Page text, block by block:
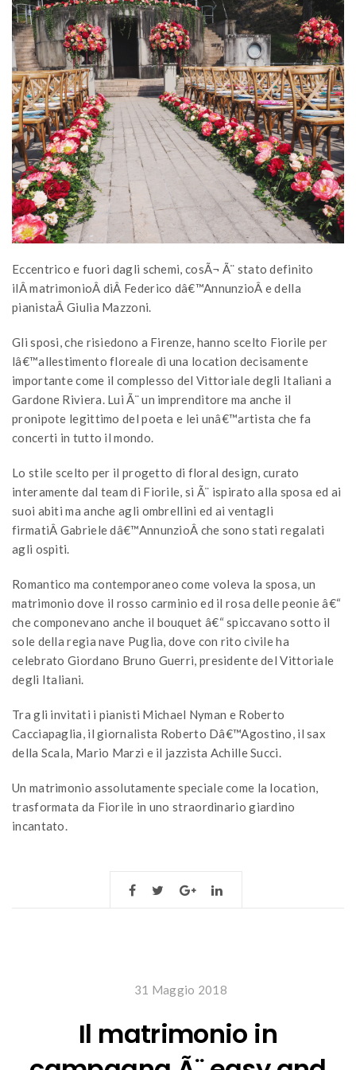
Eccentrico e fuori dagli schemi, cosÃ¬ Ã¨ stato definito
ilÂ matrimonioÂ diÂ Federico dâ€™AnnunzioÂ e della
pianistaÂ Giulia Mazzoni.
Gli sposi, che risiedono a Firenze, hanno scelto Fiorile per
lâ€™allestimento floreale di una location decisamente
importante come il complesso del Vittoriale degli Italiani a
Gardone Riviera. Lui Ã¨ un imprenditore ma anche il
pronipote legittimo del poeta e lei unâ€™artista che fa
concerti in tutto il mondo.
Lo stile scelto per il progetto di floral design, curato
interamente dal team di Fiorile, si Ã¨ ispirato alla sposa ed ai
suoi abiti ma anche agli ombrellini ed ai ventagli
firmatiÂ Gabriele dâ€™AnnunzioÂ che sono stati regalati
agli ospiti.
Romantico ma contemporaneo come voleva la sposa, un
matrimonio dove il rosso carminio ed il rosa delle peonie â€“
che componevano anche il bouquet â€“ spiccavano sotto il
sole della regia nave Puglia, dove con rito civile ha
celebrato Giordano Bruno Guerri, presidente del Vittoriale
degli Italiani.
Tra gli invitati i pianisti Michael Nyman e Roberto
Cacciapaglia, il giornalista Roberto Dâ€™Agostino, il sax
della Scala, Mario Marzi e il jazzista Achille Succi.
Un matrimonio assolutamente speciale come la location,
trasformata da Fiorile in uno straordinario giardino
incantato.
31 Maggio 2018
Il matrimonio in